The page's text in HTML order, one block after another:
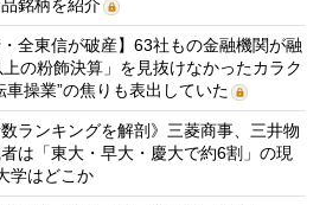
銘柄を紹介
・全東信が破産】63社もの金融機関が融
の粉飾決算」を見抜けなかったカラク
操業”の焦りも表出していた
数ランキングを解剖》三菱商事、三井物
は「東大・早大・慶大で約6割」の現
学はどこか